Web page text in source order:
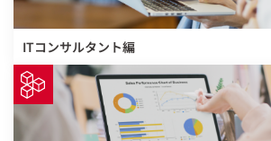
ITコンサルタント編